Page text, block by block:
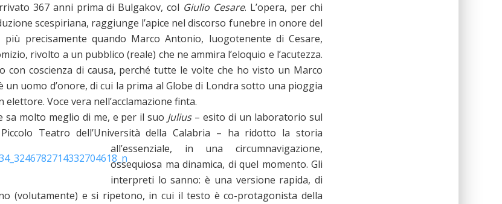
367 anni prima di Bulgakov, col Giulio Cesare. L’opera, per chi
scespiriana, raggiunge l’apice nel discorso funebre in onore del
precisamente quando Marco Antonio, luogotenente di Cesare,
rivolto a un pubblico (reale) che ne ammira l’eloquio e l’acutezza.
con coscienza di causa, perché tutte le volte che ho visto un Marco
uomo d’onore, di cui la prima al Globe di Londra sotto una pioggia
Voce vera nell’acclamazione finta.
sa molto meglio di me, e per il suo Julius– esito di un laboratorio sul
Teatro dell’Università della Calabria – ha ridotto la storia
all’essenziale, in una circumnavigazione,
ossequiosa ma dinamica, di quel momento. Gli
interpreti lo sanno: è una versione rapida, di
(volutamente) e si ripetono, in cui il testo è co-protagonista della